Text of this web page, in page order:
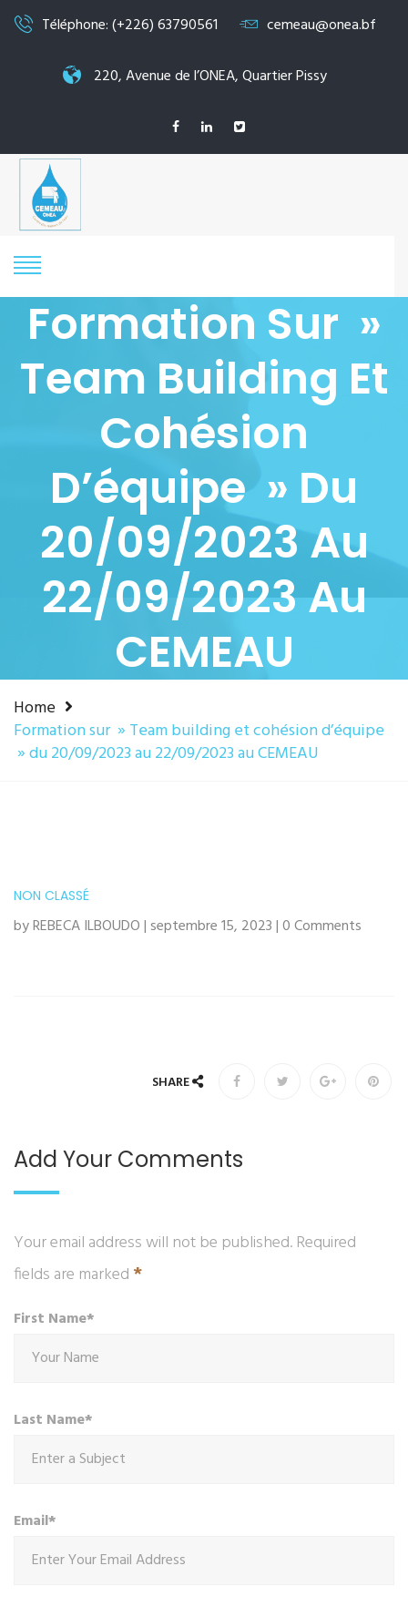
Téléphone: (+226) 63790561 cemeau@onea.bf
220, Avenue de l’ONEA, Quartier Pissy
Formation Sur »
Team Building Et
Cohésion
D’équipe » Du
20/09/2023 Au
22/09/2023 Au
CEMEAU
Home
Formation sur » Team building et cohésion d’équipe
» du 20/09/2023 au 22/09/2023 au CEMEAU
NON CLASSÉ
by REBECA ILBOUDO | septembre 15, 2023 | 0 Comments
SHARE
Add Your Comments
Your email address will not be published. Required
fields are marked *
First Name*
Last Name*
Email*